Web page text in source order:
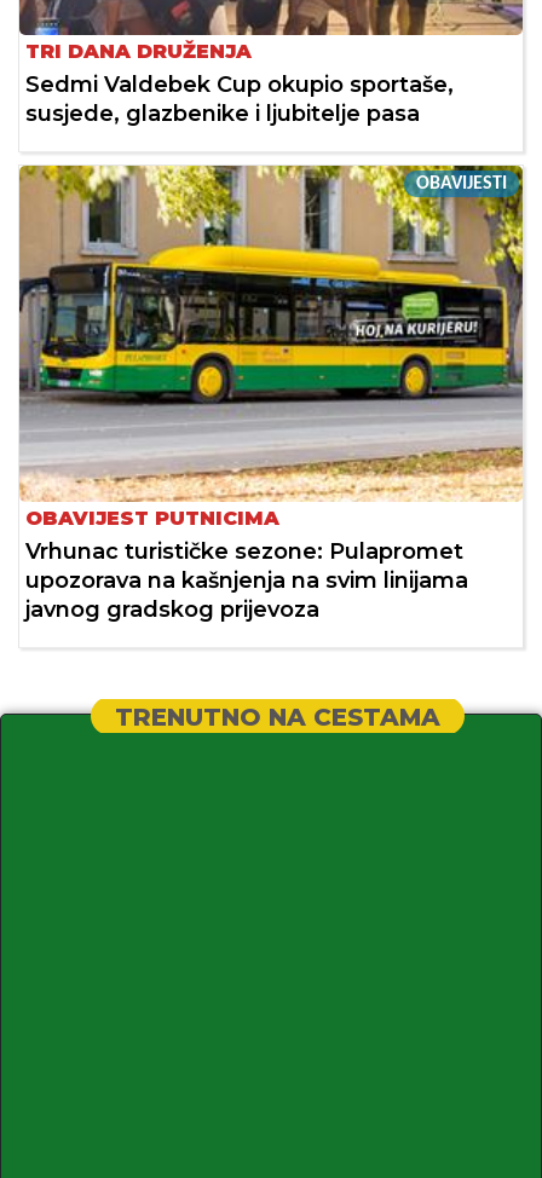
TRI DANA DRUŽENJA
Sedmi Valdebek Cup okupio sportaše,
susjede, glazbenike i ljubitelje pasa
OBAVIJESTI
OBAVIJEST PUTNICIMA
Vrhunac turističke sezone: Pulapromet
upozorava na kašnjenja na svim linijama
javnog gradskog prijevoza
TRENUTNO NA CESTAMA